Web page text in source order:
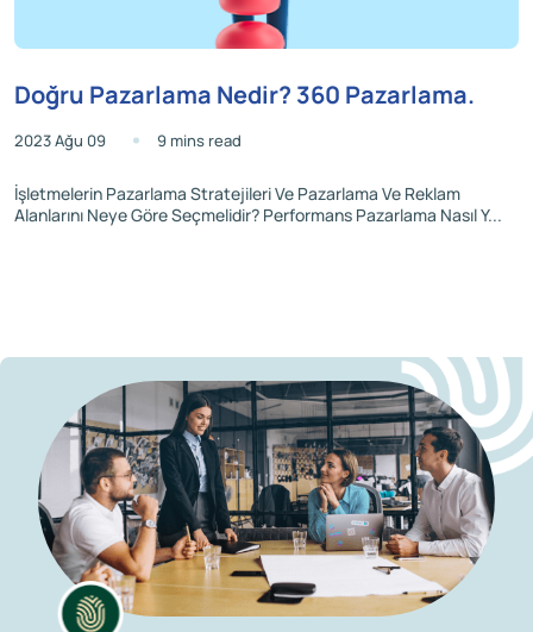
Doğru Pazarlama Nedir? 360 Pazarlama.
2023 Ağu 09 9 mins read
İşletmelerin Pazarlama Stratejileri Ve Pazarlama Ve Reklam
Alanlarını Neye Göre Seçmelidir? Performans Pazarlama Nasıl Y...